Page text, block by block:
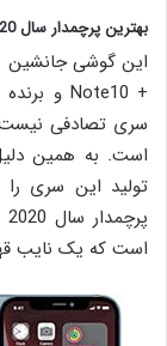
بهترین پرچمدار سال 2020: سامسونگ Galaxy Note20 Ultra 5G
است. به همین
تولید این سری را
است که یک نایب